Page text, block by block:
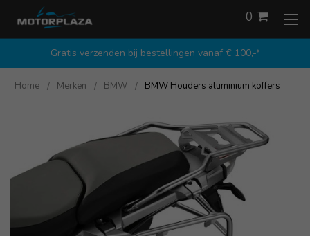
Gratis verzenden bij bestellingen vanaf € 100,-*
0
Home Merken BMW BMW Houders aluminium koffers